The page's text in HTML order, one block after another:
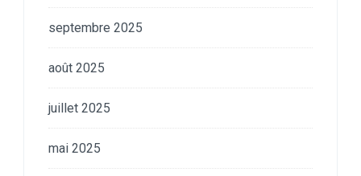
septembre 2025
août 2025
juillet 2025
mai 2025